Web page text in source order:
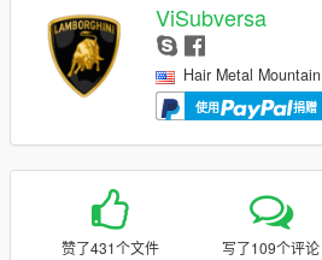
ViSubversa
Hair Metal Mountain
使用 捐赠
赞了431个文件 写了109个评论